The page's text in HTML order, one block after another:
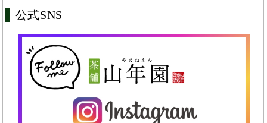
公式SNS